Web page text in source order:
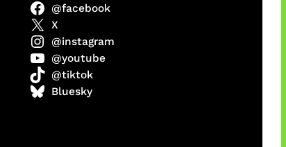
@facebook
X
@instagram
@youtube
@tiktok
Bluesky